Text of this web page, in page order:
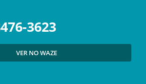
3623
VER NO WAZE